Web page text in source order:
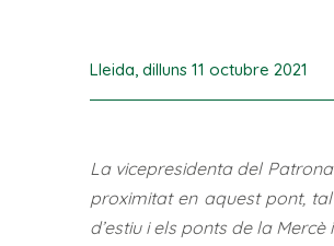
Lleida, dilluns 11 octubre 2021
La vicepresidenta del
proximitat en aquest pont,
d’estiu i els ponts de la